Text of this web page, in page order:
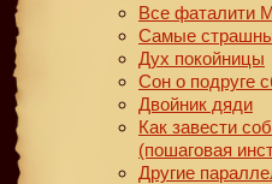
Все фаталити
Самые
Дух покойницы
Сон о подруге
Двойник дяди
Как завести
(пошаговая
Другие